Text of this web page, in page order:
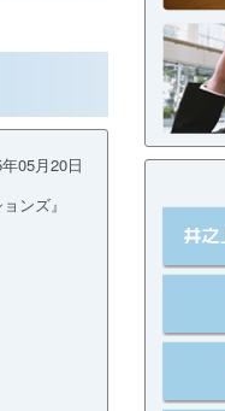
05月20日
ンズ』